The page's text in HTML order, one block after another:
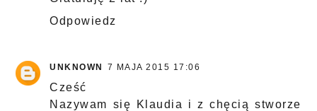
Odpowiedz
UNKNOWN 7 MAJA 2015 17:06
Cześć
Nazywam się Klaudia i z chęcią stworze